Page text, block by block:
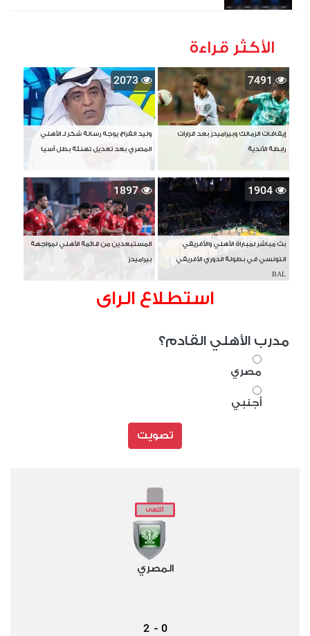
الأكثر قراءة
7491
إيقافات الزمالك وبيراميدز بعد قرارات
رابطة الأندية
2073
وليد الفراج يوجه رسالة شكر لـ الأهلي
المصري بعد تعديل تهنئة بطل آسيا
1904
بث مباشر لمباراة الأهلي والأفريقي
التونسي في بطولة الدوري الأفريقي
BAL
1897
المستبعدين من قائمة الأهلي لمواجهة
بيراميدز
استطلاع الراى
مدرب الأهلي القادم؟
مصري
أجنبي
تصويت
المصري
0
-
2